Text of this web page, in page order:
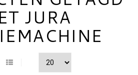
JURA